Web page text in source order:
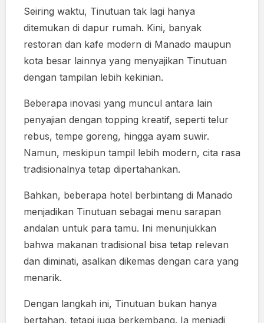
Seiring waktu, Tinutuan tak lagi hanya
ditemukan di dapur rumah. Kini, banyak
restoran dan kafe modern di Manado maupun
kota besar lainnya yang menyajikan Tinutuan
dengan tampilan lebih kekinian.
Beberapa inovasi yang muncul antara lain
penyajian dengan topping kreatif, seperti telur
rebus, tempe goreng, hingga ayam suwir.
Namun, meskipun tampil lebih modern, cita rasa
tradisionalnya tetap dipertahankan.
Bahkan, beberapa hotel berbintang di Manado
menjadikan Tinutuan sebagai menu sarapan
andalan untuk para tamu. Ini menunjukkan
bahwa makanan tradisional bisa tetap relevan
dan diminati, asalkan dikemas dengan cara yang
menarik.
Dengan langkah ini, Tinutuan bukan hanya
bertahan, tetapi juga berkembang. Ia menjadi